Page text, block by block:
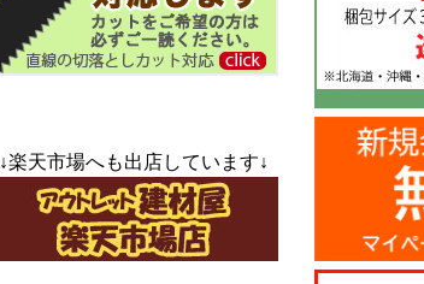
↓楽天市場へも出店しています↓